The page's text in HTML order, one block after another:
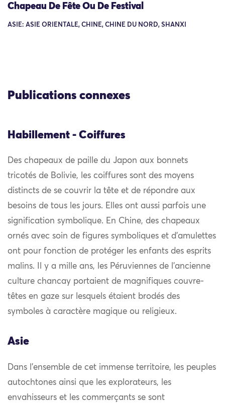
Chapeau De Fête Ou De Festival
ASIE: ASIE ORIENTALE, CHINE, CHINE DU NORD, SHANXI
Publications connexes
Habillement - Coiffures
Des chapeaux de paille du Japon aux bonnets
tricotés de Bolivie, les coiffures sont des moyens
distincts de se couvrir la tête et de répondre aux
besoins de tous les jours. Elles ont aussi parfois une
signification symbolique. En Chine, des chapeaux
ornés avec soin de figures symboliques et d’amulettes
ont pour fonction de protéger les enfants des esprits
malins. Il y a mille ans, les Péruviennes de l’ancienne
culture chancay portaient de magnifiques couvre-
têtes en gaze sur lesquels étaient brodés des
symboles à caractère magique ou religieux.
Asie
Dans l’ensemble de cet immense territoire, les peuples
autochtones ainsi que les explorateurs, les
envahisseurs et les commerçants se sont